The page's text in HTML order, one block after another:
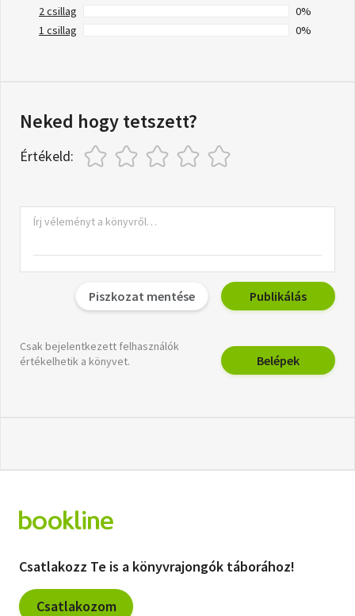
2 csillag
0%
1 csillag
0%
Neked hogy tetszett?
Értékeld:
Piszkozat mentése Publikálás
Csak bejelentkezett felhasználók
értékelhetik a könyvet.
Belépek
Csatlakozz Te is a könyvrajongók táborához!
Csatlakozom